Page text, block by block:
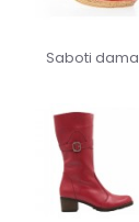
Saboti dama